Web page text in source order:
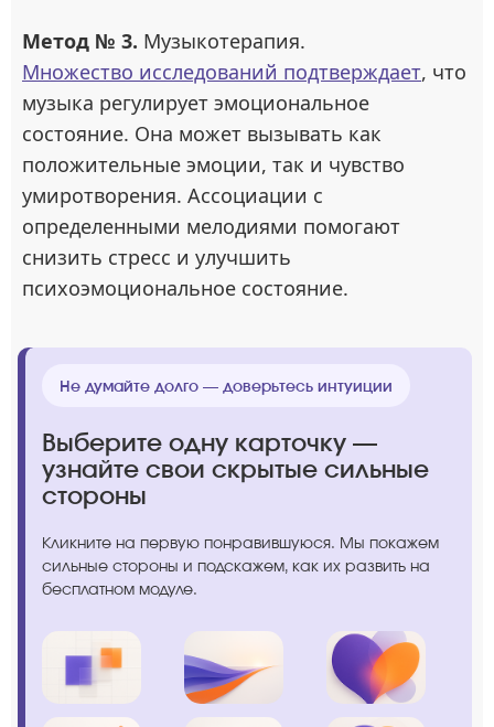
Метод № 3. Музыкотерапия.
Множество исследований подтверждает, что
музыка регулирует эмоциональное
состояние. Она может вызывать как
положительные эмоции, так и чувство
умиротворения. Ассоциации с
определенными мелодиями помогают
снизить стресс и улучшить
психоэмоциональное состояние.
Не думайте долго — доверьтесь интуиции
Выберите одну карточку —
узнайте свои скрытые сильные
стороны
Кликните на первую понравившуюся. Мы покажем
сильные стороны и подскажем, как их развить на
бесплатном модуле.